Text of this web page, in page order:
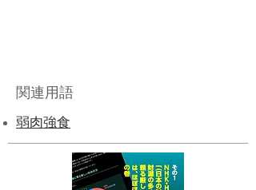
関連用語
弱肉強食